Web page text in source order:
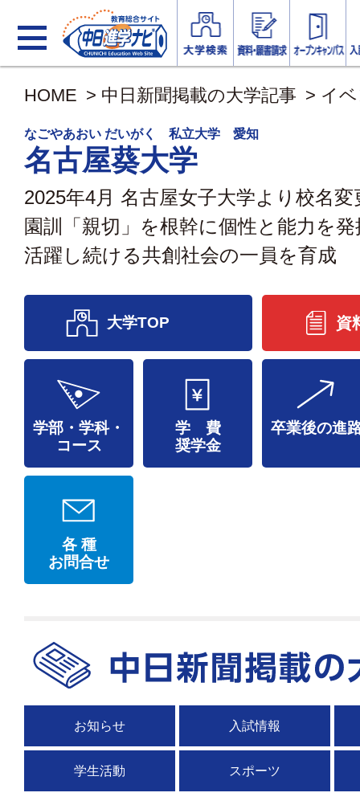
HOME > 中日新聞掲載の大学記事 > イ
なごやあおい だいがく 私立大学 愛知
名古屋葵大学
2025年4月 名古屋女子大学より校名
園訓「親切」を根幹に個性と能力を
活躍し続ける共創社会の一員を育成
資
大学TOP
学部・学科・
コース
学 費
奨学金
卒業後の進
各 種
お問合せ
お知らせ 入試情報
学生活動 スポーツ